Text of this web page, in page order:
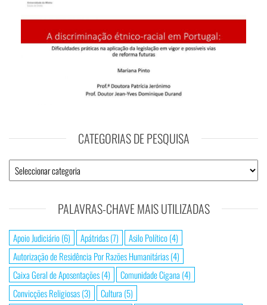
CATEGORIAS DE PESQUISA
PALAVRAS-CHAVE MAIS UTILIZADAS
Apoio Judiciário(6) Apátridas(7) Asilo Político(4)
Autorização de Residência Por Razões Humanitárias(4)
Caixa Geral de Aposentações(4) Comunidade Cigana (4)
Convicções Religiosas(3) Cultura (5)